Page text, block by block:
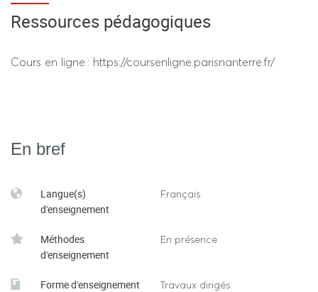
REGIME STANDARD / DEROGATOIRE
Évaluation en pratique (50% de la note) : réaliser un ou
l’épreuve écrite hors tiers temps 1h
Ressources pédagogiques
Cours en ligne : https://coursenligne.parisnanterre.fr/
En bref
Langue(s)
d'enseignement
Français
Méthodes
d'enseignement
En présence
Forme d'enseignement Travaux dirigés